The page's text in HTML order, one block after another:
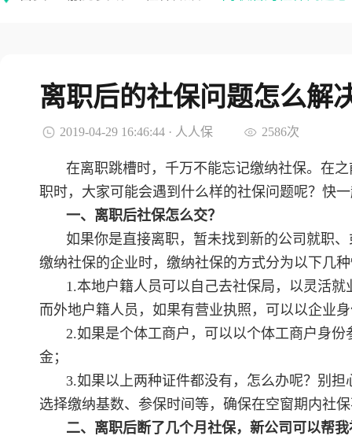
离职后的社保问题怎么解
2019-04-29 16:46:44 · 人人保 2586次
在离职跳槽时，千万不能忘记缴纳社保。在
职时，大家可能会遇到什么样的社保问题呢？快
一、离职后社保怎么交？
如果你是直接离职，暂未找到新的公司就职
缴纳社保的企业时，缴纳社保的方式分为以下几
1.本地户籍人员可以自己去社保局，以灵活
而外地户籍人员，如果有营业执照，可以以企业
2.如果是个体工商户，可以以个体工商户身
金；
3.如果以上两种证件都没有，怎么办呢？别
选择缴纳基数、参保时间等，确保在空窗期内社
二、离职后断了几个月社保，新公司可以帮